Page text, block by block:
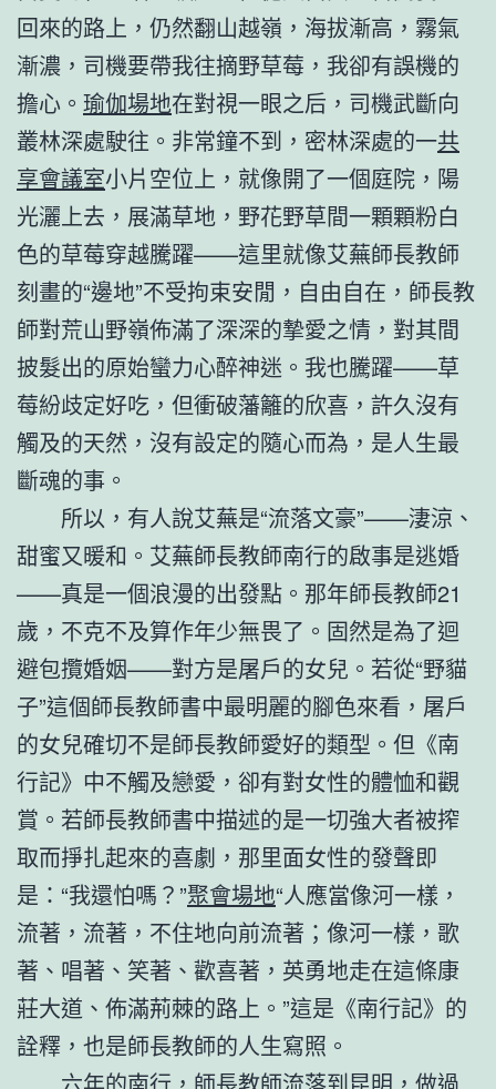
回來的路上，仍然翻山越嶺，海拔漸高，霧氣
漸濃，司機要帶我往摘野草莓，我卻有誤機的
擔心。 瑜伽場地在對視一眼之后，司機武斷向
叢林深處駛往。非常鐘不到，密林深處的一共
享會議室小片空位上，就像開了一個庭院，陽
光灑上去，展滿草地，野花野草間一顆顆粉白
色的草莓穿越騰躍——這里就像艾蕪師長教師
刻畫的“邊地”不受拘束安閒，自由自在，師長教
師對荒山野嶺佈滿了深深的摯愛之情，對其間
披髮出的原始蠻力心醉神迷。我也騰躍——草
莓紛歧定好吃，但衝破藩籬的欣喜，許久沒有
觸及的天然，沒有設定的隨心而為，是人生最
斷魂的事。
所以，有人說艾蕪是“流落文豪”——淒涼、
甜蜜又暖和。艾蕪師長教師南行的啟事是逃婚
——真是一個浪漫的出發點。那年師長教師21
歲，不克不及算作年少無畏了。固然是為了迴
避包攬婚姻——對方是屠戶的女兒。若從“野貓
子”這個師長教師書中最明麗的腳色來看，屠戶
的女兒確切不是師長教師愛好的類型。但《南
行記》中不觸及戀愛，卻有對女性的體恤和觀
賞。若師長教師書中描述的是一切強大者被搾
取而掙扎起來的喜劇，那里面女性的發聲即
是：“我還怕嗎？”聚會場地“人應當像河一樣，
流著，流著，不住地向前流著；像河一樣，歌
著、唱著、笑著、歡喜著，英勇地走在這條康
莊大道、佈滿荊棘的路上。”這是《南行記》的
詮釋，也是師長教師的人生寫照。
六年的南行，師長教師流落到昆明，做過